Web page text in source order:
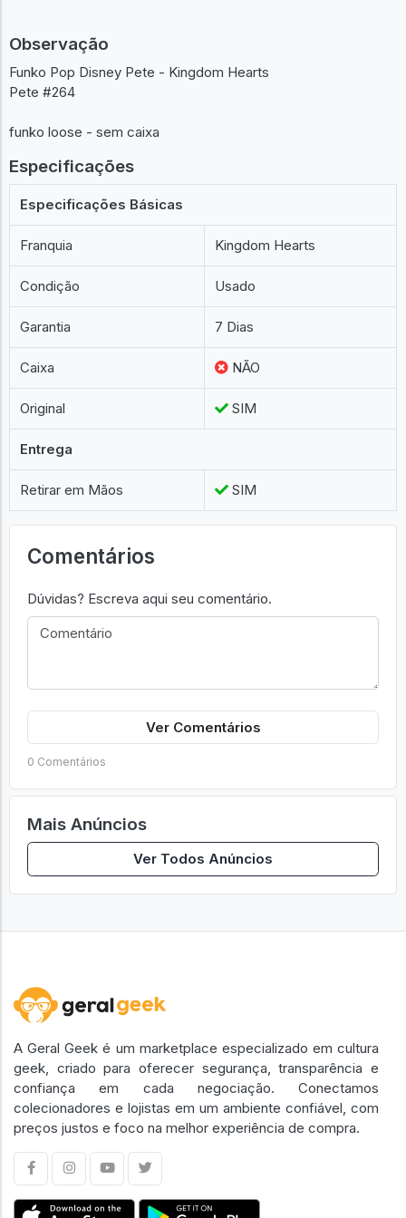
Observação
Funko Pop Disney Pete - Kingdom Hearts
Pete #264
funko loose - sem caixa
Especificações
Especificações Básicas
Franquia Kingdom Hearts
Condição Usado
Garantia 7 Dias
Caixa NÃO
Original SIM
Entrega
Retirar em Mãos SIM
Comentários
Dúvidas? Escreva aqui seu comentário.
Ver Comentários
0 Comentários
Mais Anúncios
Ver Todos Anúncios
A Geral Geek é um marketplace especializado em cultura
geek, criado para oferecer segurança, transparência e
confiança em cada negociação. Conectamos
colecionadores e lojistas em um ambiente confiável, com
preços justos e foco na melhor experiência de compra.